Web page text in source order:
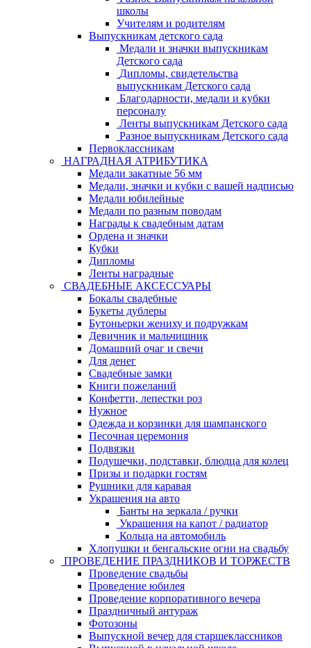
школы
Учителям и родителям
Выпускникам детского сада
Медали и значки выпускникам
Детского сада
Дипломы, свидетельства
выпускникам Детского сада
Благодарности, медали и кубки
персоналу
Ленты выпускникам Детского сада
Разное выпускникам Детского сада
Первоклассникам
НАГРАДНАЯ АТРИБУТИКА
Медали закатные 56 мм
Медали, значки и кубки с вашей надписью
Медали юбилейные
Медали по разным поводам
Награды к свадебным датам
Ордена и значки
Кубки
Дипломы
Ленты наградные
СВАДЕБНЫЕ АКСЕССУАРЫ
Бокалы свадебные
Букеты дублеры
Бутоньерки жениху и подружкам
Девичник и мальчишник
Домашний очаг и свечи
Для денег
Свадебные замки
Книги пожеланий
Конфетти, лепестки роз
Нужное
Одежда и корзинки для шампанского
Песочная церемония
Подвязки
Подушечки, подставки, блюдца для колец
Призы и подарки гостям
Рушники для каравая
Украшения на авто
Банты на зеркала / ручки
Украшения на капот / радиатор
Кольца на автомобиль
Хлопушки и бенгальские огни на свадьбу
ПРОВЕДЕНИЕ ПРАЗДНИКОВ И ТОРЖЕСТВ
Проведение свадьбы
Проведение юбилея
Проведение корпоративного вечера
Праздничный антураж
Фотозоны
Выпускной вечер для старшеклассников